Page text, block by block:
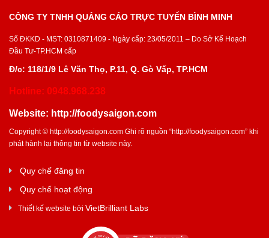
CÔNG TY TNHH QUẢNG CÁO TRỰC TUYẾN BÌNH MINH
Số ĐKKD - MST: 0310871409 - Ngày cấp: 23/05/2011 – Do Sở Kế Hoạch
Đầu Tư-TP.HCM cấp
Đ/c: 118/1/9 Lê Văn Thọ, P.11, Q. Gò Vấp, TP.HCM
Hotline: 0948.968.238
Website: http://foodysaigon.com
Copyright © http://foodysaigon.com Ghi rõ nguồn “http://foodysaigon.com” khi
phát hành lại thông tin từ website này.
Quy chế đăng tin
Quy chế hoạt động
Thiết kế website bởi VietBrilliant Labs